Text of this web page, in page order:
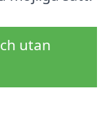
utan